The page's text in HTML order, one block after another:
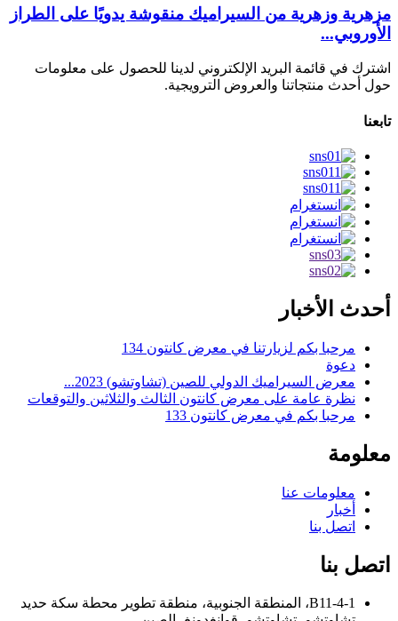
مزهرية وزهرية من السيراميك منقوشة يدويًا على الطراز
الأوروبي...
اشترك في قائمة البريد الإلكتروني لدينا للحصول على معلومات
حول أحدث منتجاتنا والعروض الترويجية.
تابعنا
أحدث الأخبار
مرحبا بكم لزيارتنا في معرض كانتون 134
دعوة
معرض السيراميك الدولي للصين (تشاوتشو) 2023...
نظرة عامة على معرض كانتون الثالث والثلاثين والتوقعات
مرحبا بكم في معرض كانتون 133
معلومة
معلومات عنا
أخبار
اتصل بنا
اتصل بنا
B11-4-1، المنطقة الجنوبية، منطقة تطوير محطة سكة حديد